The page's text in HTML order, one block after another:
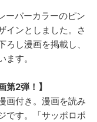
ーバーカラーのピン
インとしました。さ
し漫画を掲載し、
す。
第2弾！】
画付き。漫画を読み
です。「サッポロポ